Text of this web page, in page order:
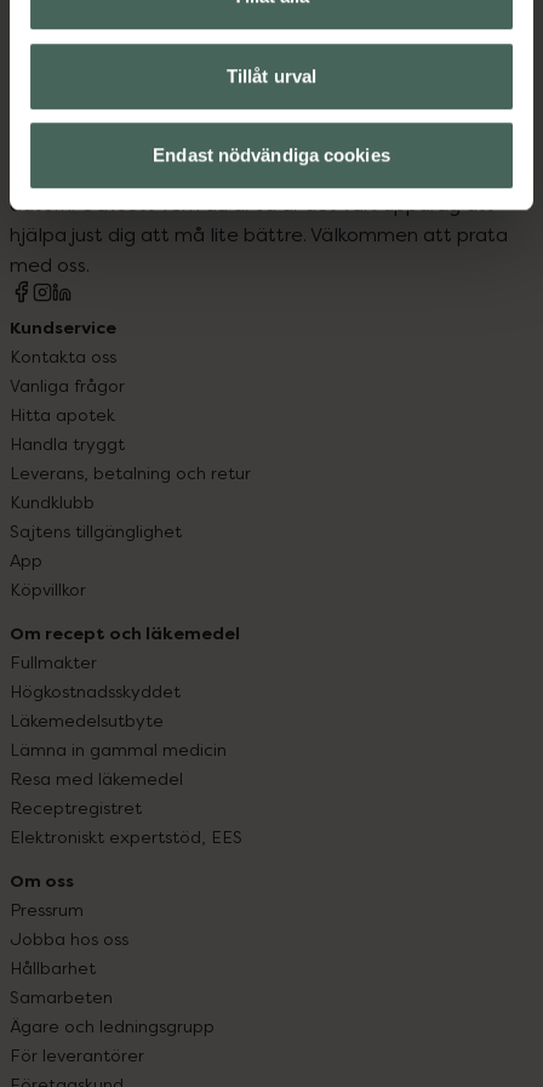
Tillåt urval
Endast nödvändiga cookies
Kronans Apotek finns här för dig. Du hittar oss från Skåne i
syd till Lappland i norr, och online i mobilen och på
datorn. Oavsett vem du är så är det vårt uppdrag att
hjälpa just dig att må lite bättre. Välkommen att prata
med oss.
Kundservice
Kontakta oss
Vanliga frågor
Hitta apotek
Handla tryggt
Leverans, betalning och retur
Kundklubb
Sajtens tillgänglighet
App
Köpvillkor
Om recept och läkemedel
Fullmakter
Högkostnadsskyddet
Läkemedelsutbyte
Lämna in gammal medicin
Resa med läkemedel
Receptregistret
Elektroniskt expertstöd, EES
Om oss
Pressrum
Jobba hos oss
Hållbarhet
Samarbeten
Ägare och ledningsgrupp
För leverantörer